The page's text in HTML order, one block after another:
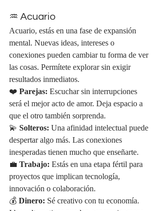
♒ Acuario
Acuario, estás en una fase de expansión
mental. Nuevas ideas, intereses o
conexiones pueden cambiar tu forma de ver
las cosas. Permítete explorar sin exigir
resultados inmediatos.
❤️ Parejas: Escuchar sin interrupciones
será el mejor acto de amor. Deja espacio a
que el otro también sorprenda.
💫 Solteros: Una afinidad intelectual puede
despertar algo más. Las conexiones
inesperadas tienen mucho que enseñarte.
💼 Trabajo: Estás en una etapa fértil para
proyectos que implican tecnología,
innovación o colaboración.
💰 Dinero: Sé creativo con tu economía.